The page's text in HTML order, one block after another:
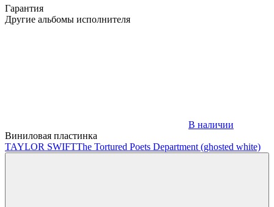
Гарантия
Другие альбомы исполнителя
В наличии
Виниловая пластинка
TAYLOR SWIFTThe Tortured Poets Department (ghosted white)